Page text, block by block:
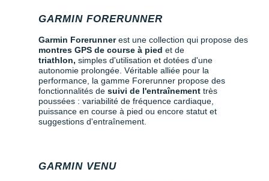
GARMIN FORERUNNER
Garmin Forerunnerest une collection qui propose des
montres GPS de course à pied et de
triathlon, simples d'utilisation et dotées d'une
autonomie prolongée. Véritable alliée pour la
performance, la gamme Forerunner propose des
fonctionnalités de suivi de l'entraînement très
poussées : variabilité de fréquence cardiaque,
puissance en course à pied ou encore statut et
suggestions d'entraînement.
GARMIN VENU